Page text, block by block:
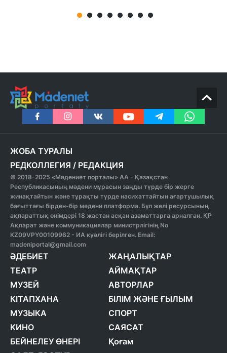
ЖОБА ТУРАЛЫ
РЕДКОЛЛЕГИЯ / РЕДАКЦИЯ
© 2018-2025 «Мәдениет порталы» АА - Қазақстан
Республикасының мәдени мұрасын заңды түрде бір жерге
жинақтайтын және тұрақты түрде насихаттайтын ағартушылық
бағыттағы бірден-бір мәдени платформа. Бұл желі ресурсының
ақпараттық өнімдері 18 жастан асқан азаматтарға арналған. ҚР
Ақпарат және коммуникациялар министрлігінің No
KZ09VPY00109962 - ИА куәлігі берілген. Email:
madeniportal@gmail.com
ӘДЕБИЕТ
ТЕАТР
МУЗЕЙ
КІТАПХАНА
МУЗЫКА
КИНО
БЕЙНЕЛЕУ ӨНЕРІ
ЖАҢАЛЫҚТАР
АЙМАҚТАР
АВТОРЛАР
БІЛІМ ЖӘНЕ ҒЫЛЫМ
СПОРТ
САЯСАТ
Қоғам